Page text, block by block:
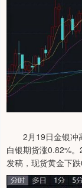
2月19日金银冲
白银期货涨0.82%
发稿，现货黄金下跌